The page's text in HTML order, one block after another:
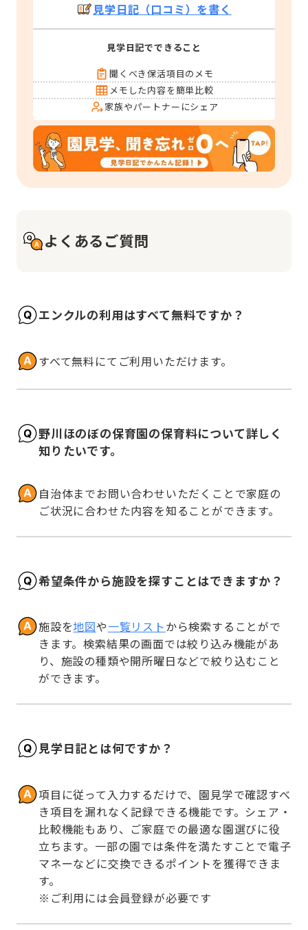
見学日記（口コミ）を書く
見学日記でできること
聞くべき保活項目のメモ
メモした内容を簡単比較
家族やパートナーにシェア
よくあるご質問
エンクルの利用はすべて無料ですか？
すべて無料にてご利用いただけます。
野川ほのぼの保育園の保育料について詳しく
知りたいです。
自治体までお問い合わせいただくことで家庭の
ご状況に合わせた内容を知ることができます。
希望条件から施設を探すことはできますか？
施設を地図や一覧リストから検索することがで
きます。検索結果の画面では絞り込み機能があ
り、施設の種類や開所曜日などで絞り込むこと
ができます。
見学日記とは何ですか？
項目に従って入力するだけで、園見学で確認すべ
き項目を漏れなく記録できる機能です。シェア・
比較機能もあり、ご家庭での最適な園選びに役
立ちます。一部の園では条件を満たすことで電子
マネーなどに交換できるポイントを獲得できま
す。
※ご利用には会員登録が必要です